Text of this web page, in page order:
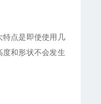
特点是即使使用几
和形状不会发生